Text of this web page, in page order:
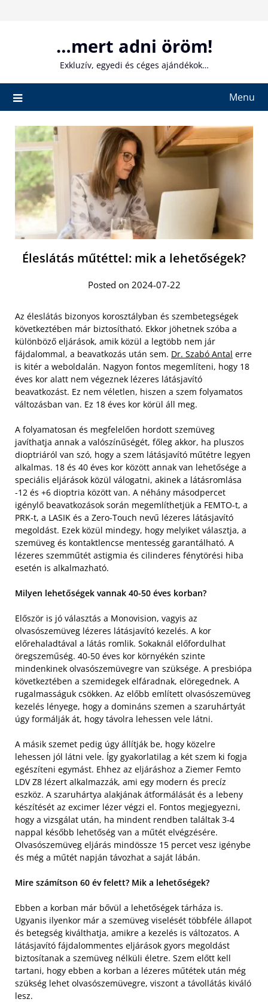
…mert adni öröm!
Exkluzív, egyedi és céges ajándékok…
Menu
Éleslátás műtéttel: mik a lehetőségek?
Posted on 2024-07-22
Az éleslátás bizonyos korosztályban és szembetegségek
következtében már biztosítható. Ekkor jöhetnek szóba a
különböző eljárások, amik közül a legtöbb nem jár
fájdalommal, a beavatkozás után sem. Dr. Szabó Antal erre
is kitér a weboldalán. Nagyon fontos megemlíteni, hogy 18
éves kor alatt nem végeznek lézeres látásjavító
beavatkozást. Ez nem véletlen, hiszen a szem folyamatos
változásban van. Ez 18 éves kor körül áll meg.
A folyamatosan és megfelelően hordott szemüveg
javíthatja annak a valószínűségét, főleg akkor, ha pluszos
dioptriáról van szó, hogy a szem látásjavító műtétre legyen
alkalmas. 18 és 40 éves kor között annak van lehetősége a
speciális eljárások közül válogatni, akinek a látásromlása
-12 és +6 dioptria között van. A néhány másodpercet
igénylő beavatkozások során megemlíthetjük a FEMTO-t, a
PRK-t, a LASIK és a Zero-Touch nevű lézeres látásjavító
megoldást. Ezek közül mindegy, hogy melyiket választja, a
szemüveg és kontaktlencse mentesség garantálható. A
lézeres szemműtét astigmia és cilinderes fénytörési hiba
esetén is alkalmazható.
Milyen lehetőségek vannak 40-50 éves korban?
Először is jó választás a Monovision, vagyis az
olvasószemüveg lézeres látásjavító kezelés. A kor
előrehaladtával a látás romlik. Sokaknál előfordulhat
öregszeműség. 40-50 éves kor környékén szinte
mindenkinek olvasószemüvegre van szüksége. A presbiópa
következtében a szemidegek elfáradnak, elöregednek. A
rugalmasságuk csökken. Az előbb említett olvasószemüveg
kezelés lényege, hogy a domináns szemen a szaruhártyát
úgy formálják át, hogy távolra lehessen vele látni.
A másik szemet pedig úgy állítják be, hogy közelre
lehessen jól látni vele. Így gyakorlatilag a két szem ki fogja
egészíteni egymást. Ehhez az eljáráshoz a Ziemer Femto
LDV Z8 lézert alkalmazzák, ami egy modern és precíz
eszköz. A szaruhártya alakjának átformálását és a lebeny
készítését az excimer lézer végzi el. Fontos megjegyezni,
hogy a vizsgálat után, ha mindent rendben találtak 3-4
nappal később lehetőség van a műtét elvégzésére.
Olvasószemüveg eljárás mindössze 15 percet vesz igénybe
és még a műtét napján távozhat a saját lábán.
Mire számítson 60 év felett? Mik a lehetőségek?
Ebben a korban már bővül a lehetőségek tárháza is.
Ugyanis ilyenkor már a szemüveg viselését többféle állapot
és betegség kiválthatja, amikre a kezelés is változatos. A
látásjavító fájdalommentes eljárások gyors megoldást
biztosítanak a szemüveg nélküli életre. Szem előtt kell
tartani, hogy ebben a korban a lézeres műtétek után még
szükség lehet olvasószemüvegre, viszont a távollátás kiváló
lesz.